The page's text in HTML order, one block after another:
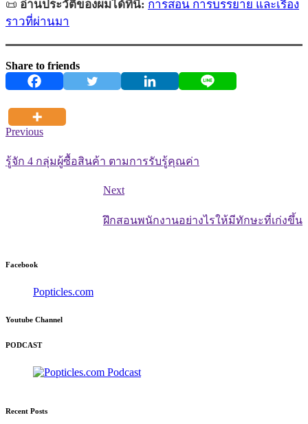
📜 อ่านประวัติของผมได้ที่นี่: การสอน การบรรยาย และเรื่อง
ราวที่ผ่านมา
Share to friends
Previous
รู้จัก 4 กลุ่มผู้ซื้อสินค้า ตามการรับรู้คุณค่า
Next
ฝึกสอนพนักงานอย่างไรให้มีทักษะที่เก่งขึ้น
Facebook
Popticles.com
Youtube Channel
PODCAST
Recent Posts